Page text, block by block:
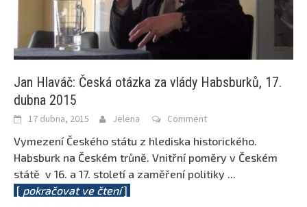
Jan Hlaváč: Česká otázka za vlády Habsburků, 17.
dubna 2015
17 dubna, 2015 Jelena Comment
Vymezení Českého státu z hlediska historického.
Habsburk na Českém trůně. Vnitřní poměry v Českém
státě v 16. a 17. století a zaměření politiky ...
[ pokračovat ve čtení]